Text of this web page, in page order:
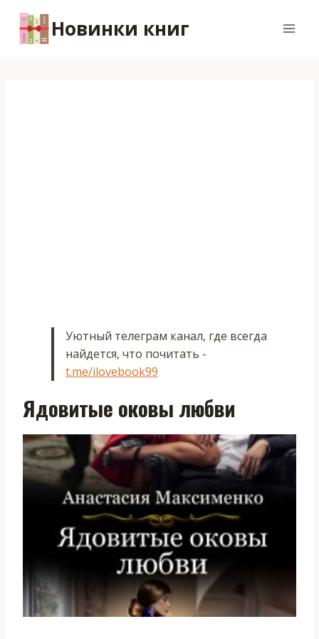
содержимому
Новинки книг
Уютный телеграм канал, где всегда
найдется, что почитать -
t.me/ilovebook99
Ядовитые оковы любви